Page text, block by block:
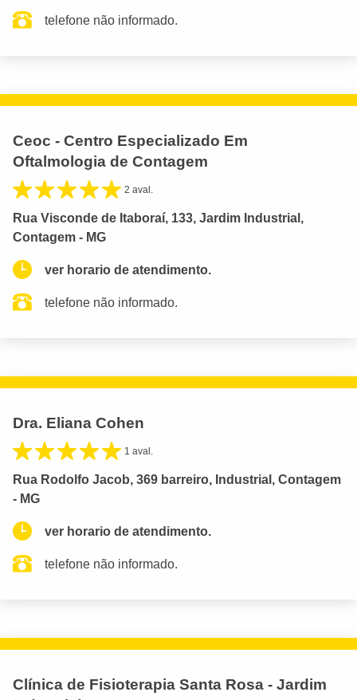
telefone não informado.
Ceoc - Centro Especializado Em
Oftalmologia de Contagem
2 aval.
Rua Visconde de Itaboraí, 133, Jardim Industrial,
Contagem - MG
ver horario de atendimento.
telefone não informado.
Dra. Eliana Cohen
1 aval.
Rua Rodolfo Jacob, 369 barreiro, Industrial, Contagem
- MG
ver horario de atendimento.
telefone não informado.
Clínica de Fisioterapia Santa Rosa - Jardim